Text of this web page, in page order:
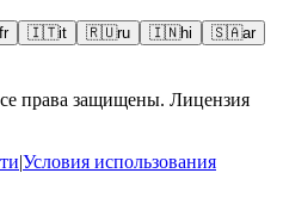
fr 🇮🇹it 🇷🇺ru 🇮🇳hi 🇸🇦ar
права защищены. Лицензия
|Условия использования